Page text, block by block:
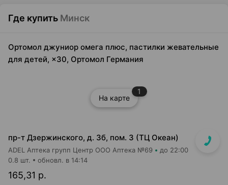
Где купить Минск
Ортомол джуниор омега плюс, пастилки жевательные
для детей, ×30, Ортомол Германия
На карте
1
пр-т Дзержинского, д. 3б, пом. 3 (ТЦ Океан)
ADEL Аптека групп Центр ООО Аптека №69 до 22:00
165,31 р.
0.8 шт. обновл. в 14:14